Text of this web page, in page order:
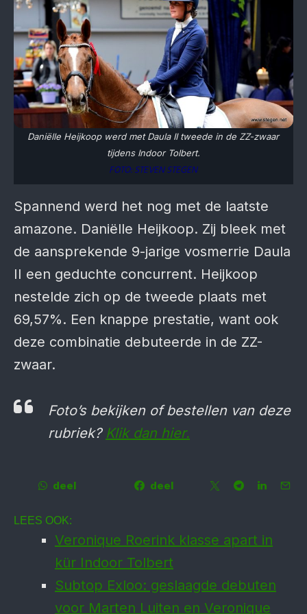
Daniëlle Heijkoop werd met Daula II tweede in de ZZ-zwaar
tijdens Indoor Tolbert.
FOTO: STEVEN STEGEN
Spannend werd het nog met de laatste
amazone. Daniëlle Heijkoop. Zij bleek met
de aansprekende 9-jarige vosmerrie Daula
II een geduchte concurrent. Heijkoop
nestelde zich op de tweede plaats met
69,57%. Een knappe prestatie, want ook
deze combinatie debuteerde in de ZZ-
zwaar.
Foto’s bekijken of bestellen van deze
rubriek? Klik dan hier.
deel deel
LEES OOK:
Veronique Roerink klasse apart in
kür Indoor Tolbert
Subtop Exloo: geslaagde debuten
voor Marten Luiten en Veronique